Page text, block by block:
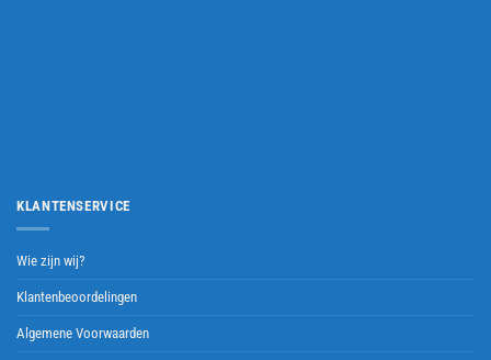
KLANTENSERVICE
Wie zijn wij?
Klantenbeoordelingen
Algemene Voorwaarden